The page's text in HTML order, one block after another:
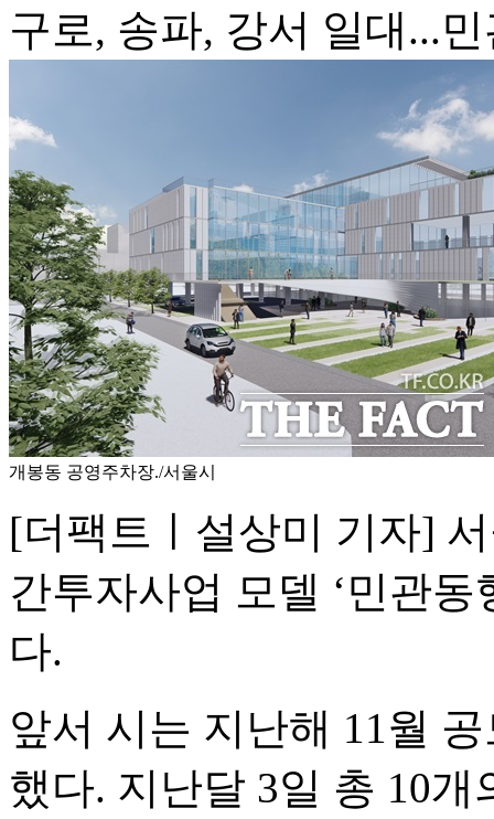
구로, 송파, 강서 일대...
개봉동 공영주차장./서울시
[더팩트ㅣ설상미 기자]
간투자사업 모델 ‘민관
다.
앞서 시는 지난해 11월
했다. 지난달 3일 총 10